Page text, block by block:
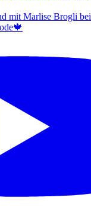
mit Marlise Brogli bei